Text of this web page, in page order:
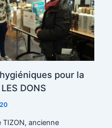
pour la
DONS
ancienne